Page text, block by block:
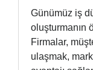
Günümüz iş
oluşturmanın
Firmalar,
ulaşmak,